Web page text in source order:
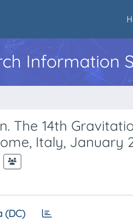
Information
The 14th
Italy, January
(DC)